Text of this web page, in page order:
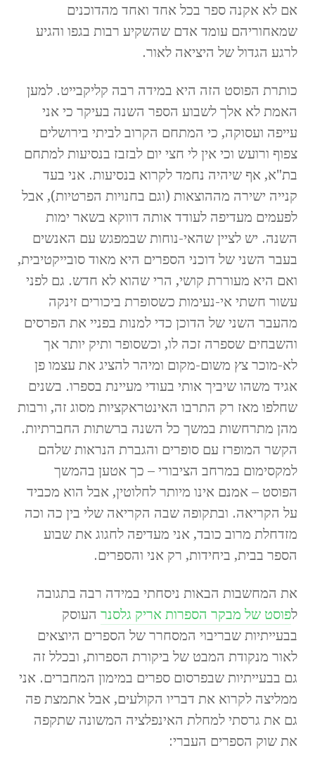
אם לא אקנה ספר בכל אחד ואחד מהדוכנים
שמאחוריהם עומד אדם שהשקיע רבות בגפו והגיע
לרגע הגדול של היציאה לאור.
כותרת הפוסט הזה היא במידה רבה קליקבייט. למען
האמת לא אלך לשבוע הספר השנה בעיקר כי אני
עייפה ועסוקה, כי המתחם הקרוב לביתי בירושלים
צפוף ורועש וכי אין לי חצי יום לבזבז בנסיעות למתחם
בת"א, אף שיהיה נחמד לקרוא בנסיעות. אני בעד
קנייה ישירה מההוצאות (וגם בחנויות הפרטיות), אבל
לפעמים מעדיפה לעודד אותה דווקא בשאר ימות
השנה. יש לציין שהאי-נוחות שבמפגש עם האנשים
בעבר השני של דוכני הספרים היא מאוד סובייקטיבית,
ואם היא מעוררת קושי, הרי שהוא לא חדש. גם לפני
עשור חשתי אי-נעימות כשסופרת ביכורים זינקה
מהעבר השני של הדוכן כדי למנות בפניי את הפרסים
והשבחים שספרה זכה לו, וכשסופר ותיק יותר אך
לא-מוכר צץ משום-מקום ומיהר להציג את עצמו פן
אגיד משהו שיביך אותי בעודי מעיינת בספרו. בשנים
שחלפו מאז רק התרבו האינטראקציות מסוג זה, ורבות
מהן מתרחשות במשך כל השנה ברשתות החברתיות.
הקשר המופרז עם סופרים והגברת הנראות שלהם
למקסימום במרחב הציבורי – כך אטען בהמשך
הפוסט – אמנם אינו מיותר לחלוטין, אבל הוא מכביד
על הקריאה. ובתקופה שבה הקריאה שלי בין כה וכה
מזדחלת מרוב כובד, אני מעדיפה לחגוג את שבוע
הספר בבית, ביחידות, רק אני והספרים.
את המחשבות הבאות ניסחתי במידה רבה בתגובה
לפוסט של מבקר הספרות אריק גלסנר העוסק
בבעייתיות שבריבוי המסחרר של הספרים היוצאים
לאור מנקודת המבט של ביקורת הספרות, ובכלל זה
גם בבעייתיות שבפרסום ספרים במימון המחברים. אני
ממליצה לקרוא את דבריו הקולעים, אבל אתמצת פה
גם את גרסתי למחלת האינפלציה המשונה שתקפה
את שוק הספרים העברי: